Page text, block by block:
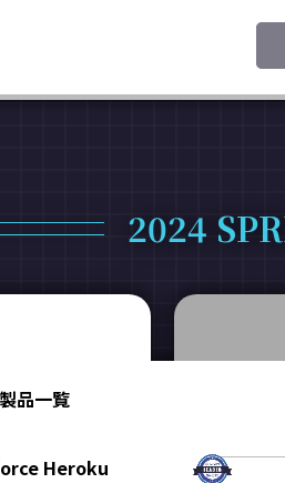
2024
品一覧
Heroku